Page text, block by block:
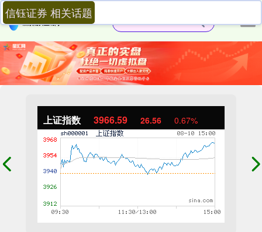
上证指数 3966.59 26.56 0.67%
信钰证券 相关话题